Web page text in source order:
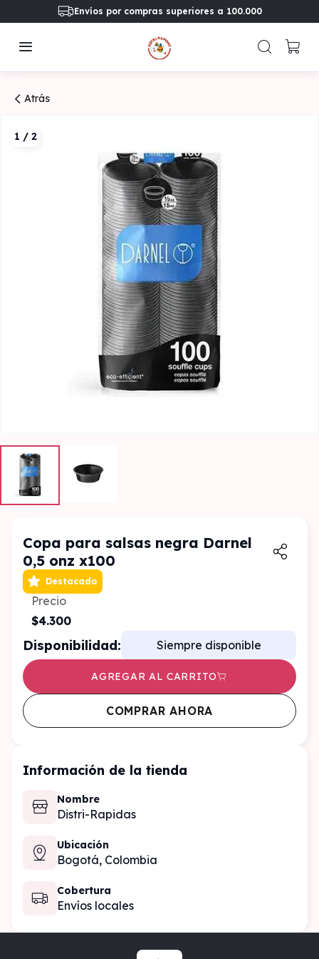
Envíos por compras superiores a 100.000
Atrás
1 / 2
Copa para salsas negra Darnel
0,5 onz x100
Destacado
Precio
$4.300
Disponibilidad: Siempre disponible
AGREGAR AL CARRITO
COMPRAR AHORA
Información de la tienda
Nombre
Distri-Rapidas
Ubicación
Bogotá, Colombia
Cobertura
Envíos locales